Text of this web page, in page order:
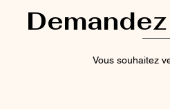
Vous souhaitez